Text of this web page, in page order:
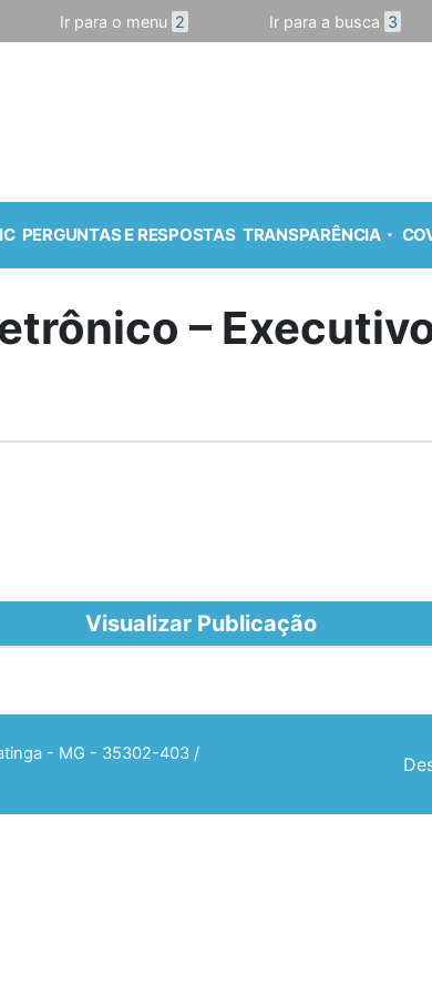
Ir para o menu 2 Ir para a busca 3
PERGUNTAS E RESPOSTAS TRANSPARÊNCIA
–
Visualizar Publicação
- MG - 35302-403 /